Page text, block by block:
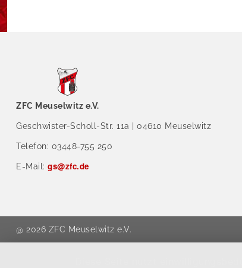
ZFC Meuselwitz e.V.
Geschwister-Scholl-Str. 11a | 04610 Meuselwitz
Telefon: 03448-755 250
E-Mail: gs@zfc.de
@ 2026 ZFC Meuselwitz e.V.